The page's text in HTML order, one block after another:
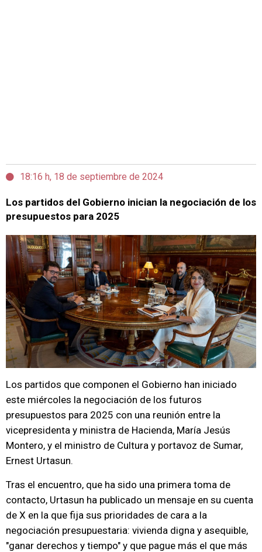
18:16 h, 18 de septiembre de 2024
Los partidos del Gobierno inician la negociación de los
presupuestos para 2025
Los partidos que componen el Gobierno han iniciado
este miércoles la negociación de los futuros
presupuestos para 2025 con una reunión entre la
vicepresidenta y ministra de Hacienda, María Jesús
Montero, y el ministro de Cultura y portavoz de Sumar,
Ernest Urtasun.
Tras el encuentro, que ha sido una primera toma de
contacto, Urtasun ha publicado un mensaje en su cuenta
de X en la que fija sus prioridades de cara a la
negociación presupuestaria: vivienda digna y asequible,
"ganar derechos y tiempo" y que pague más el que más